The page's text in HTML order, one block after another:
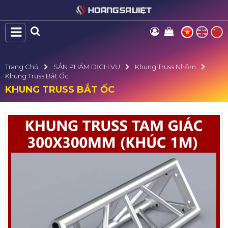
Trang Chủ SẢN PHẨM DỊCH VỤ
Khung Truss Nhôm
Khung Truss Bắt Ốc
KHUNG TRUSS BẮT ỐC